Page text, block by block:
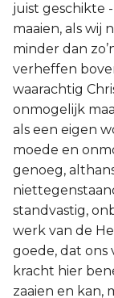
juist geschikte
maaien, als wij
minder dan
verheffen
waarachtig
onmogelijk
als een eigen
moede en
genoeg,
standvastig,
werk van de
goede, dat ons
kracht hier
zaaien en kan,